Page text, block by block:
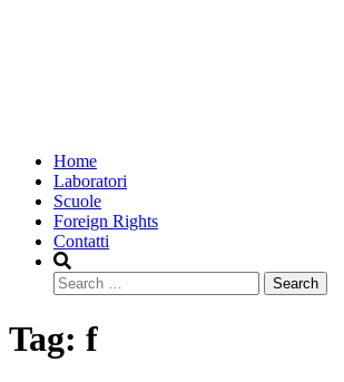
Home
Laboratori
Scuole
Foreign Rights
Contatti
Search
Tag: f